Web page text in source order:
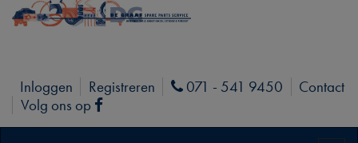
Inloggen Registreren Phone
071 - 541 9450
Contact
Volg ons op
Facebook